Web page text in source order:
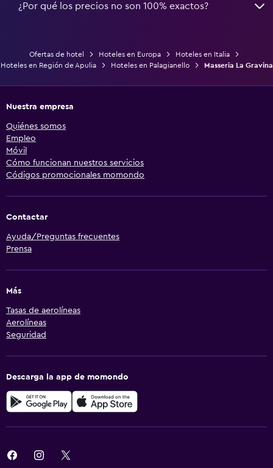
¿Por qué los precios no son 100% exactos?
Ofertas de hotel Hoteles en Europa
Hoteles en Italia
Hoteles en Región de Apulia
Hoteles en Palagianello Masseria La Gravina
Nuestra empresa
Quiénes somos
Empleo
Móvil
Cómo funcionan nuestros servicios
Códigos promocionales momondo
Contactar
Ayuda/Preguntas frecuentes
Prensa
Más
Tasas de aerolíneas
Aerolíneas
Seguridad
Descarga la app de momondo